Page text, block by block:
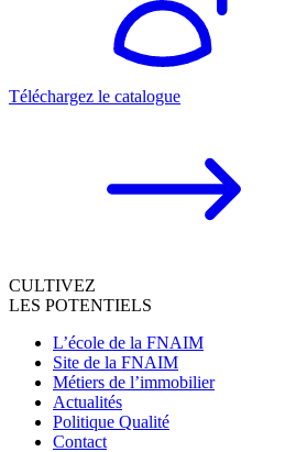
Téléchargez le catalogue
CULTIVEZ
LES POTENTIELS
L’école de la FNAIM
Site de la FNAIM
Métiers de l’immobilier
Actualités
Politique Qualité
Contact